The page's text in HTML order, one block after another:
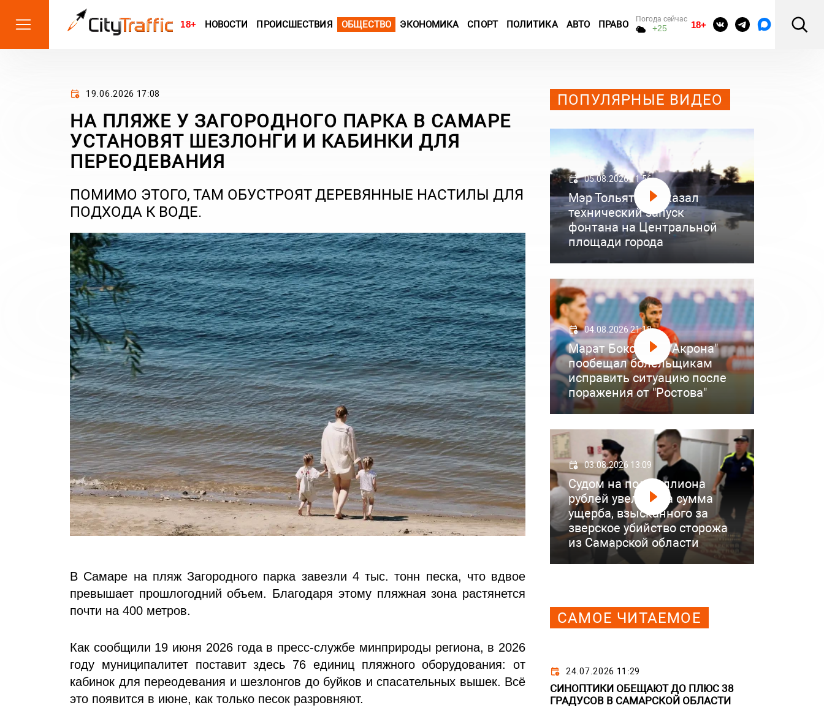
18+ НОВОСТИ ПРОИСШЕСТВИЯ ОБЩЕСТВО ЭКОНОМИКА СПОРТ ПОЛИТИКА АВТО ПРАВО Погода сейчас
+25 18+
19.06.2026 17:08
НА ПЛЯЖЕ У ЗАГОРОДНОГО ПАРКА В САМАРЕ
УСТАНОВЯТ ШЕЗЛОНГИ И КАБИНКИ ДЛЯ
ПЕРЕОДЕВАНИЯ
ПОМИМО ЭТОГО, ТАМ ОБУСТРОЯТ ДЕРЕВЯННЫЕ НАСТИЛЫ ДЛЯ
ПОДХОДА К ВОДЕ.
В Самаре на пляж Загородного парка завезли 4 тыс. тонн песка, что вдвое
превышает прошлогодний объем. Благодаря этому пляжная зона растянется
почти на 400 метров.
Как сообщили 19 июня 2026 года в пресс-службе минприроды региона, в 2026
году муниципалитет поставит здесь 76 единиц пляжного оборудования: от
кабинок для переодевания и шезлонгов до буйков и спасательных вышек. Всё
это появится в июне, как только песок разровняют.
ПОПУЛЯРНЫЕ ВИДЕО
05.08.2026 11:56
Мэр Тольятти показал
технический запуск
фонтана на Центральной
площади города
04.08.2026 21:18
Марат Бокоев из "Акрона"
пообещал болельщикам
исправить ситуацию после
поражения от "Ростова"
03.08.2026 13:09
Судом на полмиллиона
рублей увеличена сумма
ущерба, взысканного за
зверское убийство сторожа
из Самарской области
САМОЕ ЧИТАЕМОЕ
24.07.2026 11:29
СИНОПТИКИ ОБЕЩАЮТ ДО ПЛЮС 38
ГРАДУСОВ В САМАРСКОЙ ОБЛАСТИ